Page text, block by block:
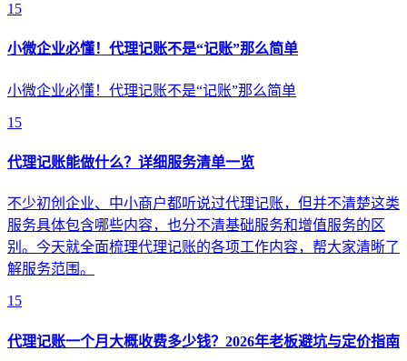
15
小微企业必懂！代理记账不是“记账”那么简单
小微企业必懂！代理记账不是“记账”那么简单
15
代理记账能做什么？详细服务清单一览
不少初创企业、中小商户都听说过代理记账，但并不清楚这类
服务具体包含哪些内容，也分不清基础服务和增值服务的区
别。今天就全面梳理代理记账的各项工作内容，帮大家清晰了
解服务范围。
15
代理记账一个月大概收费多少钱？2026年老板避坑与定价指南